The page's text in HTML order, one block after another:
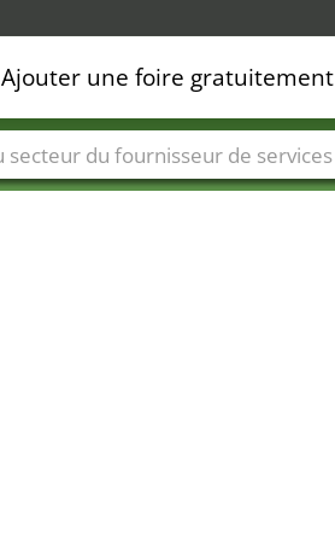
Ajouter une foire gratuitement
Secteurs du fournisseur de services